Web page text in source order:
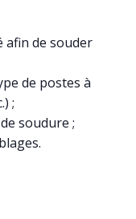
afin de souder
de postes à
;
soudure ;